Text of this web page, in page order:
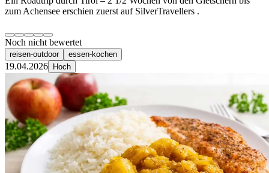
zum Achensee erschien zuerst auf SilverTravellers .
Noch nicht bewertet
reisen-outdoor essen-kochen
19.04.2026 Hoch